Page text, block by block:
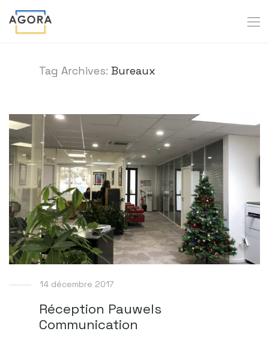
Tag Archives: Bureaux
14 décembre 2017
Réception Pauwels
Communication